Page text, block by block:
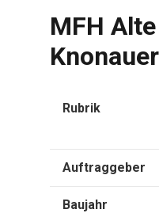
MFH
Rubrik
Auftraggeber
Baujahr